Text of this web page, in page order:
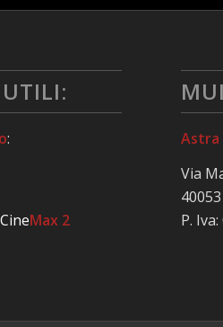
:
CineMax 2
Astra
Via
P.